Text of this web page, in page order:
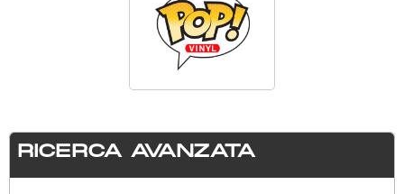
Contatti
RICERCA AVANZATA